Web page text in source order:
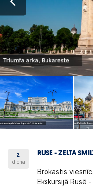
2.
diena
RUSE - ZELTA
Brokastis
Ekskursijā Rusē -